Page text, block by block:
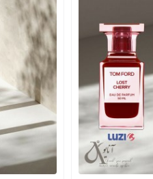
غنای عطر
و سنگین
لطافت و لوکس بودن
خاص می کنند، و حس جسمانی، اعتماد